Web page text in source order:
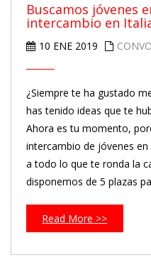
Buscamos jóvenes
intercambio en
10 ENE 2019
¿Siempre te ha gustado
has tenido ideas que te
Ahora es tu momento,
intercambio de jóvenes
a todo lo que te ronda la
disponemos de 5 plazas
Read More >>